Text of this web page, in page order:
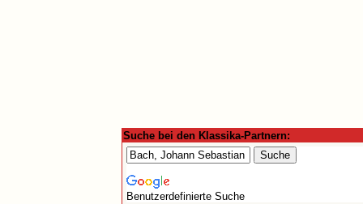
Suche bei den Klassika-Partnern:
Benutzerdefinierte Suche